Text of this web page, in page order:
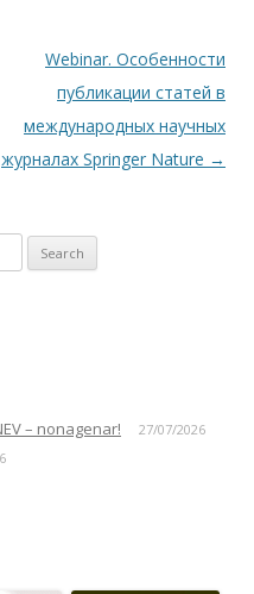
Webinar. Особенности
публикации статей в
международных научных
журналах Springer Nature →
– nonagenar! 27/07/2026